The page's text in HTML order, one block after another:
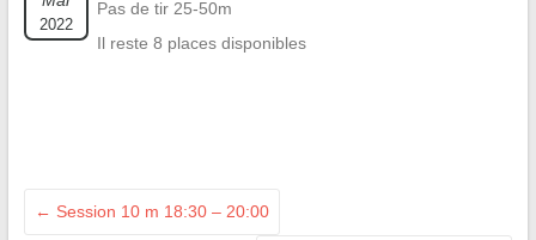
2022
Pas de tir 25-50m
Il reste 8 places disponibles
← Session 10 m 18:30 – 20:00